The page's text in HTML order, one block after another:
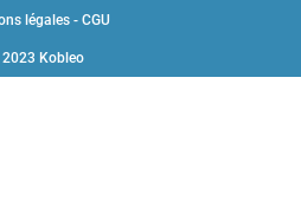
Kobleo
légales - CGU